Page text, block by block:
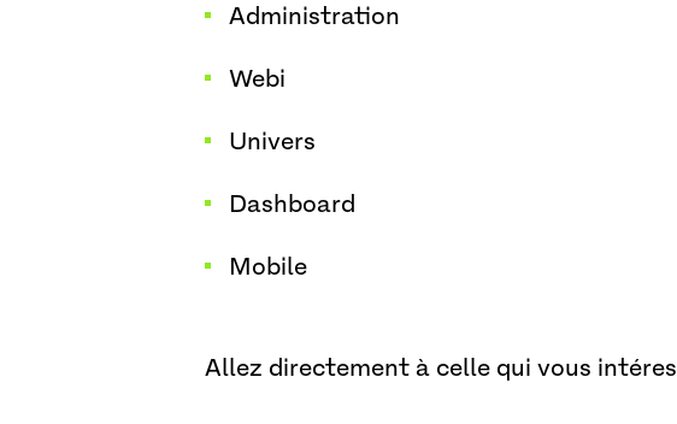
Administration
Webi
Univers
Dashboard
Mobile
Allez directement à celle qui vous